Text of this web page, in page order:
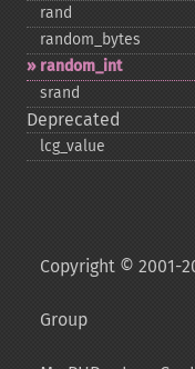
rand
random_​bytes
random_​int
srand
Deprecated
lcg_​value
Copyright © 2001-
Group